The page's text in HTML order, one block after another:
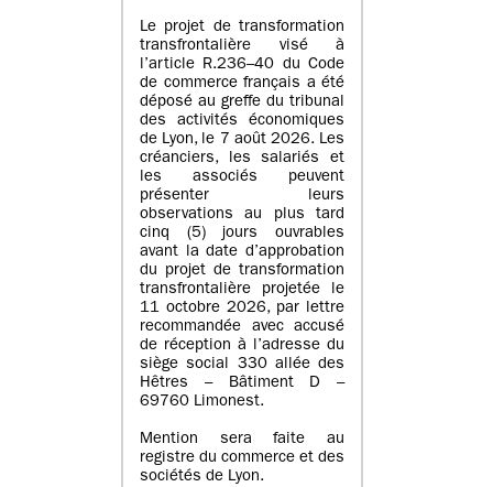
Le projet de transformation
transfrontalière visé à
l’article R.236–40 du Code
de commerce français a été
déposé au greffe du tribunal
des activités économiques
de Lyon, le 7 août 2026. Les
créanciers, les salariés et
les associés peuvent
présenter leurs
observations au plus tard
cinq (5) jours ouvrables
avant la date d’approbation
du projet de transformation
transfrontalière projetée le
11 octobre 2026, par lettre
recommandée avec accusé
de réception à l’adresse du
siège social 330 allée des
Hêtres – Bâtiment D –
69760 Limonest.
Mention sera faite au
registre du commerce et des
sociétés de Lyon.